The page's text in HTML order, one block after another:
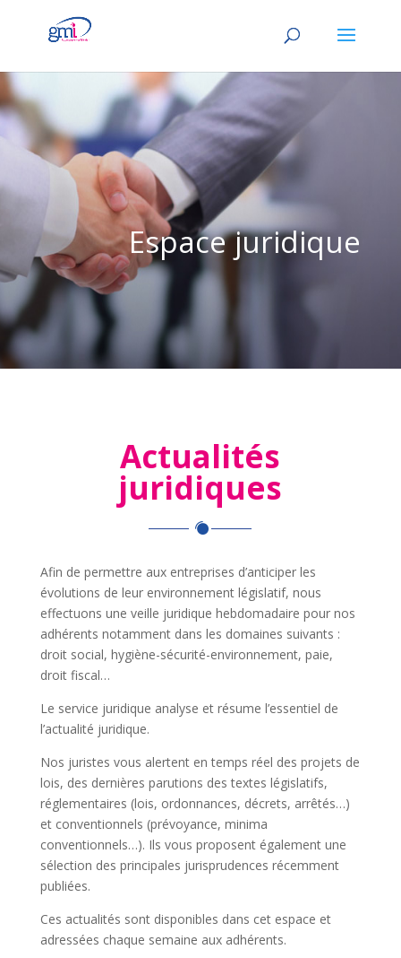
Espace juridique
Actualités
juridiques
Afin de permettre aux entreprises d’anticiper les
évolutions de leur environnement législatif, nous
effectuons une veille juridique hebdomadaire pour nos
adhérents notamment dans les domaines suivants :
droit social, hygiène-sécurité-environnement, paie,
droit fiscal…
Le service juridique analyse et résume l’essentiel de
l’actualité juridique.
Nos juristes vous alertent en temps réel des projets de
lois, des dernières parutions des textes législatifs,
réglementaires (lois, ordonnances, décrets, arrêtés…)
et conventionnels (prévoyance, minima
conventionnels…). Ils vous proposent également une
sélection des principales jurisprudences récemment
publiées.
Ces actualités sont disponibles dans cet espace et
adressées chaque semaine aux adhérents.